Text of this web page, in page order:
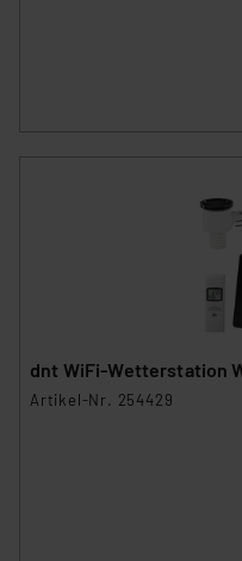
dnt WiFi-Wetterstation
Artikel-Nr. 254429